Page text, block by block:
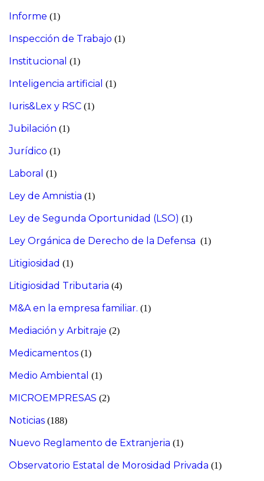
Informe (1)
Inspección de Trabajo (1)
Institucional (1)
Inteligencia artificial (1)
Iuris&Lex y RSC (1)
Jubilación (1)
Jurídico (1)
Laboral (1)
Ley de Amnistia (1)
Ley de Segunda Oportunidad (LSO) (1)
Ley Orgánica de Derecho de la Defensa (1)
Litigiosidad (1)
Litigiosidad Tributaria (4)
M&A en la empresa familiar. (1)
Mediación y Arbitraje (2)
Medicamentos (1)
Medio Ambiental (1)
MICROEMPRESAS (2)
Noticias (188)
Nuevo Reglamento de Extranjeria (1)
Observatorio Estatal de Morosidad Privada (1)